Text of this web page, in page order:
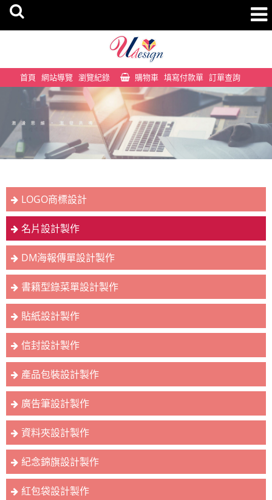
首頁 網站導覽 瀏覽紀錄 購物車 填寫付款單 訂單查詢
LOGO商標設計
名片設計製作
DM海報傳單設計製作
書籍型錄菜單設計製作
貼紙設計製作
信封設計製作
產品包裝設計製作
廣告筆設計製作
資料夾設計製作
紀念錦旗設計製作
紅包袋設計製作